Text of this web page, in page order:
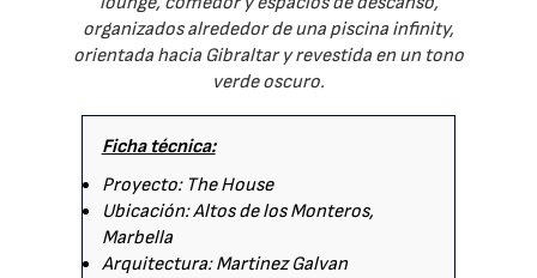
organizados alrededor de una piscina infinity,
orientada hacia Gibraltar y revestida en un tono
verde oscuro.
Ficha técnica:
Proyecto: The House
Ubicación: Altos de los Monteros,
Marbella
Arquitectura: Martinez Galvan